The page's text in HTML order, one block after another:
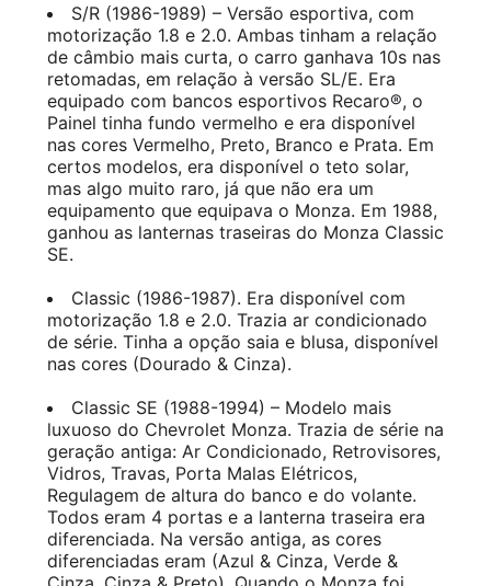
S/R (1986-1989) – Versão esportiva, com
motorização 1.8 e 2.0. Ambas tinham a relação
de câmbio mais curta, o carro ganhava 10s nas
retomadas, em relação à versão SL/E. Era
equipado com bancos esportivos Recaro®, o
Painel tinha fundo vermelho e era disponível
nas cores Vermelho, Preto, Branco e Prata. Em
certos modelos, era disponível o teto solar,
mas algo muito raro, já que não era um
equipamento que equipava o Monza. Em 1988,
ganhou as lanternas traseiras do Monza Classic
SE.
Classic (1986-1987). Era disponível com
motorização 1.8 e 2.0. Trazia ar condicionado
de série. Tinha a opção saia e blusa, disponível
nas cores (Dourado & Cinza).
Classic SE (1988-1994) – Modelo mais
luxuoso do Chevrolet Monza. Trazia de série na
geração antiga: Ar Condicionado, Retrovisores,
Vidros, Travas, Porta Malas Elétricos,
Regulagem de altura do banco e do volante.
Todos eram 4 portas e a lanterna traseira era
diferenciada. Na versão antiga, as cores
diferenciadas eram (Azul & Cinza, Verde &